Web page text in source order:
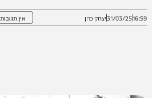
16:59
31/03/25יצחק כהן אין תגובות